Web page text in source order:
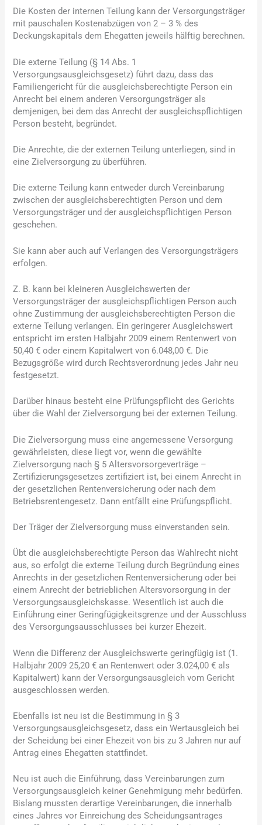
Die Kosten der internen Teilung kann der Versorgungsträger
mit pauschalen Kostenabzügen von 2 – 3 % des
Deckungskapitals dem Ehegatten jeweils hälftig berechnen.
Die externe Teilung (§ 14 Abs. 1
Versorgungsausgleichsgesetz) führt dazu, dass das
Familiengericht für die ausgleichsberechtigte Person ein
Anrecht bei einem anderen Versorgungsträger als
demjenigen, bei dem das Anrecht der ausgleichspflichtigen
Person besteht, begründet.
Die Anrechte, die der externen Teilung unterliegen, sind in
eine Zielversorgung zu überführen.
Die externe Teilung kann entweder durch Vereinbarung
zwischen der ausgleichsberechtigten Person und dem
Versorgungsträger und der ausgleichspflichtigen Person
geschehen.
Sie kann aber auch auf Verlangen des Versorgungsträgers
erfolgen.
Z. B. kann bei kleineren Ausgleichswerten der
Versorgungsträger der ausgleichspflichtigen Person auch
ohne Zustimmung der ausgleichsberechtigten Person die
externe Teilung verlangen. Ein geringerer Ausgleichswert
entspricht im ersten Halbjahr 2009 einem Rentenwert von
50,40 € oder einem Kapitalwert von 6.048,00 €. Die
Bezugsgröße wird durch Rechtsverordnung jedes Jahr neu
festgesetzt.
Darüber hinaus besteht eine Prüfungspflicht des Gerichts
über die Wahl der Zielversorgung bei der externen Teilung.
Die Zielversorgung muss eine angemessene Versorgung
gewährleisten, diese liegt vor, wenn die gewählte
Zielversorgung nach § 5 Altersvorsorgeverträge –
Zertifizierungs­gesetzes zertifiziert ist, bei einem Anrecht in
der gesetzlichen Rentenversicherung oder nach dem
Betriebsrentengesetz. Dann entfällt eine Prüfungspflicht.
Der Träger der Zielversorgung muss einverstanden sein.
Übt die ausgleichsberechtigte Person das Wahlrecht nicht
aus, so erfolgt die externe Teilung durch Begründung eines
Anrechts in der gesetzlichen Rentenversicherung oder bei
einem Anrecht der betrieblichen Altersvorsorgung in der
Versorgungsausgleichskasse. Wesentlich ist auch die
Einführung einer Geringfügigkeitsgrenze und der Ausschluss
des Versorgungsausschlusses bei kurzer Ehezeit.
Wenn die Differenz der Ausgleichswerte geringfügig ist (1.
Halbjahr 2009 25,20 € an Rentenwert oder 3.024,00 € als
Kapitalwert) kann der Versorgungsausgleich vom Gericht
ausgeschlossen werden.
Ebenfalls ist neu ist die Bestimmung in § 3
Versorgungsausgleichsgesetz, dass ein Wertausgleich bei
der Scheidung bei einer Ehezeit von bis zu 3 Jahren nur auf
Antrag eines Ehegatten stattfindet.
Neu ist auch die Einführung, dass Vereinbarungen zum
Versorgungsausgleich keiner Genehmigung mehr bedürfen.
Bislang mussten derartige Vereinbarungen, die innerhalb
eines Jahres vor Einreichung des Scheidungsantrages